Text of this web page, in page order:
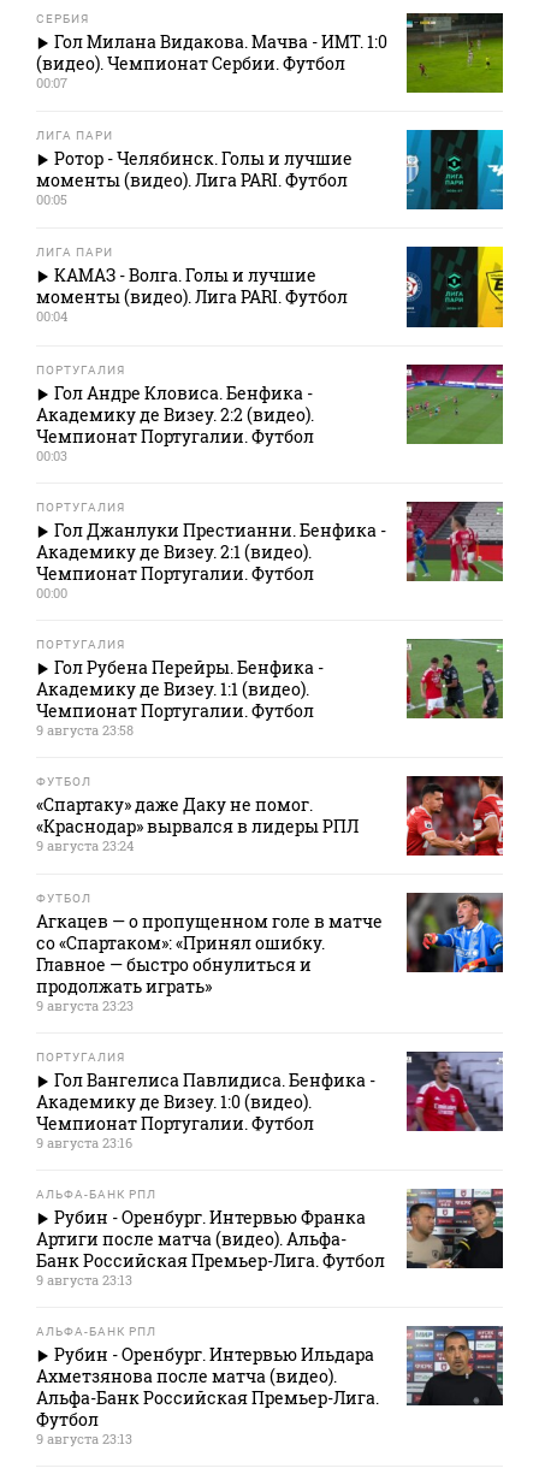
СЕРБИЯ
Гол Милана Видакова. Мачва - ИМТ. 1:0
(видео). Чемпионат Сербии. Футбол
00:07
ЛИГА ПАРИ
Ротор - Челябинск. Голы и лучшие
моменты (видео). Лига PARI. Футбол
00:05
ЛИГА ПАРИ
КАМАЗ - Волга. Голы и лучшие
моменты (видео). Лига PARI. Футбол
00:04
ПОРТУГАЛИЯ
Гол Андре Кловиса. Бенфика -
Академику де Визеу. 2:2 (видео).
Чемпионат Португалии. Футбол
00:03
ПОРТУГАЛИЯ
Гол Джанлуки Престианни. Бенфика -
Академику де Визеу. 2:1 (видео).
Чемпионат Португалии. Футбол
00:00
ПОРТУГАЛИЯ
Гол Рубена Перейры. Бенфика -
Академику де Визеу. 1:1 (видео).
Чемпионат Португалии. Футбол
9 августа 23:58
ФУТБОЛ
«Спартаку» даже Даку не помог.
«Краснодар» вырвался в лидеры РПЛ
9 августа 23:24
ФУТБОЛ
Агкацев — о пропущенном голе в матче
со «Спартаком»: «Принял ошибку.
Главное — быстро обнулиться и
продолжать играть»
9 августа 23:23
ПОРТУГАЛИЯ
Гол Вангелиса Павлидиса. Бенфика -
Академику де Визеу. 1:0 (видео).
Чемпионат Португалии. Футбол
9 августа 23:16
АЛЬФА-БАНК РПЛ
Рубин - Оренбург. Интервью Франка
Артиги после матча (видео). Альфа-
Банк Российская Премьер-Лига. Футбол
9 августа 23:13
АЛЬФА-БАНК РПЛ
Рубин - Оренбург. Интервью Ильдара
Ахметзянова после матча (видео).
Альфа-Банк Российская Премьер-Лига.
Футбол
9 августа 23:13